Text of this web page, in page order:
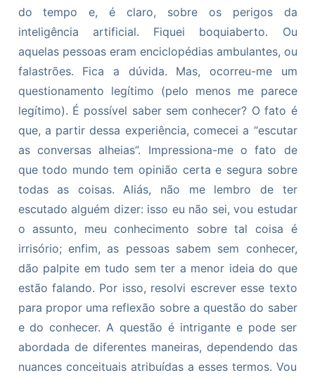
do tempo e, é claro, sobre os perigos da
inteligência artificial. Fiquei boquiaberto. Ou
aquelas pessoas eram enciclopédias ambulantes, ou
falastrões. Fica a dúvida. Mas, ocorreu-me um
questionamento legítimo (pelo menos me parece
legítimo). É possível saber sem conhecer? O fato é
que, a partir dessa experiência, comecei a “escutar
as conversas alheias”. Impressiona-me o fato de
que todo mundo tem opinião certa e segura sobre
todas as coisas. Aliás, não me lembro de ter
escutado alguém dizer: isso eu não sei, vou estudar
o assunto, meu conhecimento sobre tal coisa é
irrisório; enfim, as pessoas sabem sem conhecer,
dão palpite em tudo sem ter a menor ideia do que
estão falando. Por isso, resolvi escrever esse texto
para propor uma reflexão sobre a questão do saber
e do conhecer. A questão é intrigante e pode ser
abordada de diferentes maneiras, dependendo das
nuances conceituais atribuídas a esses termos. Vou